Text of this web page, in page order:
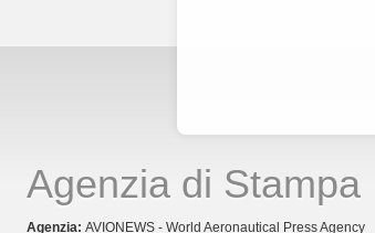
Agenzia di Stampa
Agenzia: AVIONEWS - World Aeronautical Press Agency